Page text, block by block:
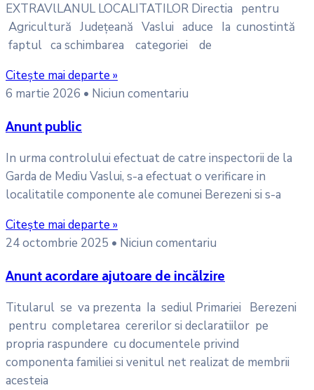
EXTRAVlLANUL LOCALITATILOR Directia pentru
Agricultură Județeană Vaslui aduce Ia cunostintă
faptul ca schimbarea categoriei de
Citește mai departe »
6 martie 2026
Niciun comentariu
Anunt public
In urma controlului efectuat de catre inspectorii de la
Garda de Mediu Vaslui, s-a efectuat o verificare in
localitatile componente ale comunei Berezeni si s-a
Citește mai departe »
24 octombrie 2025
Niciun comentariu
Anunt acordare ajutoare de incălzire
Titularul se va prezenta Ia sediul Primariei Berezeni
pentru completarea cererilor si declaratiilor pe
propria raspundere cu documentele privind
componenta familiei si venitul net realizat de membrii
acesteia